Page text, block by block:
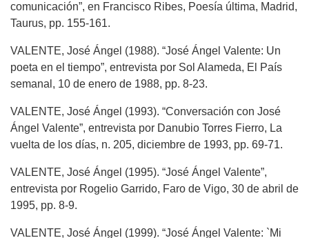
comunicación”, en Francisco Ribes, Poesía última, Madrid,
Taurus, pp. 155-161.
VALENTE, José Ángel (1988). “José Ángel Valente: Un
poeta en el tiempo”, entrevista por Sol Alameda, El País
semanal, 10 de enero de 1988, pp. 8-23.
VALENTE, José Ángel (1993). “Conversación con José
Ángel Valente”, entrevista por Danubio Torres Fierro, La
vuelta de los días, n. 205, diciembre de 1993, pp. 69-71.
VALENTE, José Ángel (1995). “José Ángel Valente”,
entrevista por Rogelio Garrido, Faro de Vigo, 30 de abril de
1995, pp. 8-9.
VALENTE, José Ángel (1999). “José Ángel Valente: `Mi